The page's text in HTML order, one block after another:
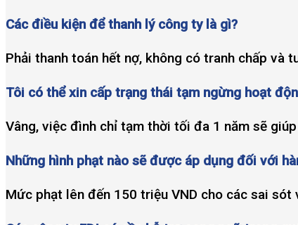
Các điều kiện để thanh lý công ty là gì?
Phải thanh toán hết nợ, không có tranh chấp và
Tôi có thể xin cấp trạng thái tạm ngừng hoạt
Vâng, việc đình chỉ tạm thời tối đa 1 năm sẽ
Những hình phạt nào sẽ được áp dụng đối với
Mức phạt lên đến 150 triệu VND cho các sai